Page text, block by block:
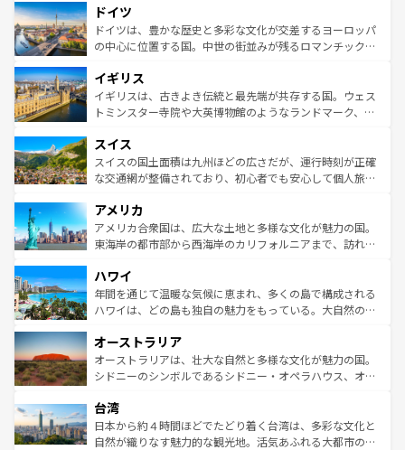
せる。地方によって風土や気候が異なるスペインはその個
性で訪れる人を魅了する。 なお、新着のスペイン情報は コ
ンテンツ一覧を参照してほしい。
で、幅広い魅力が詰まっている。華麗な宮殿、歴史的な大
聖堂、美しいビーチ、そして豊かな自然が、訪れる者を心
から魅了する。また、フランスは美食の国としても知ら
いる。シャンパンの発祥地であるランス、プロヴァンスの
香り高いラベンダー畑など、多彩な楽しみ方が可能だ。さ
らに、パリ以外の地域にも魅力が溢れており、どの街角に
れる地方に足を運ぶとそれぞれで全く異なる文化を体験で
きるだろう。 なお、新着のフランス情報はコンテンツ一覧
を参照してほしい。
ドイツ
ドイツは、豊かな歴史と多彩な文化が交差するヨーロッパ
の中心に位置する国。中世の街並みが残るロマンチック街
顔を持つこの国は、どこを歩いても飽きることがない。ベ
ルリンの文化的活気、バイエルン州のアルプスの絶景、そ
してライン川沿いのワイン畑といった風景は必見。ビール
は、お酒好きな人にはぜひ体験してほしい。 なお、新着の
ドイツ情報はコンテンツ一覧を参照してほしい。
イギリス
イギリスは、古きよき伝統と最先端が共存する国。ウェス
トミンスター寺院や大英博物館のようなランドマーク、歴
リアごとに異なる魅力がある。また、優雅なアフタヌーン
ティー、ビール好きにはたまらない英国パブ、サッカー観
戦など、本場だからこそできる体験も豊富。イギリスを旅
ンツ一覧を参照してほしい。
スイス
スイスの国土面積は九州ほどの広さだが、運行時刻が正確
な交通網が整備されており、初心者でも安心して個人旅行
の建物がそのまま残る町や、スイスならではのユニークな
博物館もあり、アルプス観光だけでなく町歩きも満喫する
ことができる。国民の所得が高いため物価も高いが、旅行
ば市内交通費無料で観光を楽しむこともできる。 なお、新
着のスイス情報はコンテンツ一覧 を参照してほしい。
アメリカ
アメリカ合衆国は、広大な土地と多様な文化が魅力の国。
東海岸の都市部から西海岸のカリフォルニアまで、訪れる
のような巨大都市は、観光、ショッピング、エンターテイ
ンメントが詰まった刺激的なスポットだ。一方、アメリカ
西部には大自然が広がり、グランドキャニオンやイエロー
部のニューオーリンズでは、音楽と美食が融合した独特の
文化が魅力。旅行者はアメリカの各地域で異なる魅力を楽
しみながら、その多様性と豊かな歴史を感じることができ
ならではの贅沢な旅のスタイルだ。 なお、新着のアメリカ
情報はコンテンツ一覧を参照してほしい。
ハワイ
年間を通じて温暖な気候に恵まれ、多くの島で構成される
ハワイは、どの島も独自の魅力をもっている。大自然の神
ワイ島は見逃せない。また、定番の観光地といえばオアフ
島だが、静かな自然を求めるならマウイ島やカウアイ島が
おすすめ。エメラルドグリーンに輝く海をはじめ、豊かな
れるおもてなしの心で訪れる人々を迎えてくれるハワイの
人々、おいしいローカルフードやハワイアンミュージッ
ク、伝統的なフラダンスなど、すべてがハワイの魅力を彩
オーストラリア
オーストラリアは、壮大な自然と多様な文化が魅力の国。
シドニーのシンボルであるシドニー・オペラハウス、オー
リアリーフや大陸中央部にそびえるウルル（エアーズロッ
ク）、タスマニアの美しい原生林やケアンズの熱帯雨林な
ど、見どころがたくさん。また、カフェやワイン、オージ
台湾
日本から約４時間ほどでたどり着く台湾は、多彩な文化と
自然が織りなす魅力的な観光地。活気あふれる大都市の台